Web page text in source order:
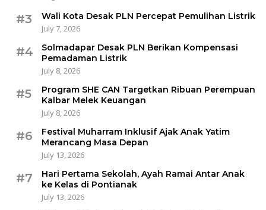
#3
Wali Kota Desak PLN Percepat Pemulihan Listrik
July 7, 2026
#4
Solmadapar Desak PLN Berikan Kompensasi
Pemadaman Listrik
July 8, 2026
#5
Program SHE CAN Targetkan Ribuan Perempuan
Kalbar Melek Keuangan
July 8, 2026
#6
Festival Muharram Inklusif Ajak Anak Yatim
Merancang Masa Depan
July 13, 2026
#7
Hari Pertama Sekolah, Ayah Ramai Antar Anak
ke Kelas di Pontianak
July 13, 2026